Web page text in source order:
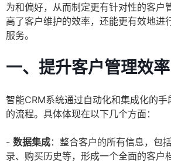
为和偏好，从而制定更有针对性的客户
高了客户维护的效率，还能更有效地进
服务。
一、提升客户管理效率
智能CRM系统通过自动化和集成化的
的流程。具体体现在以下几个方面：
- 数据集成：整合客户的所有信息，包
录、购买历史等，形成一个全面的客户